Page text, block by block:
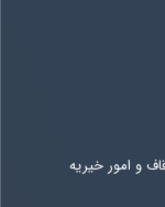
و امور خیریه